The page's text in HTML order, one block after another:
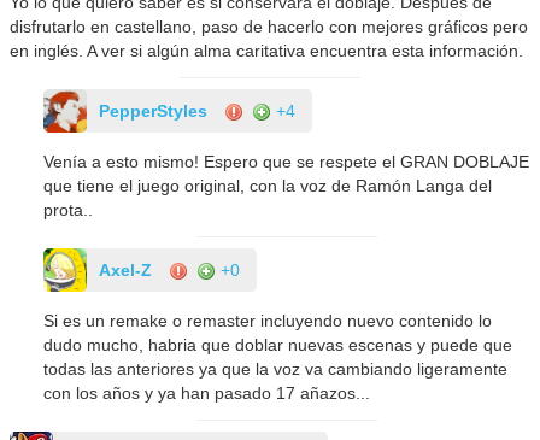
disfrutarlo en castellano, paso de hacerlo con mejores gráficos pero
en inglés. A ver si algún alma caritativa encuentra esta información.
PepperStyles +4
Venía a esto mismo! Espero que se respete el GRAN DOBLAJE
que tiene el juego original, con la voz de Ramón Langa del
prota..
Axel-Z +0
Si es un remake o remaster incluyendo nuevo contenido lo
dudo mucho, habria que doblar nuevas escenas y puede que
todas las anteriores ya que la voz va cambiando ligeramente
con los años y ya han pasado 17 añazos...